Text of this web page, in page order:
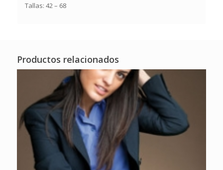
Tallas: 42 – 68
Productos relacionados